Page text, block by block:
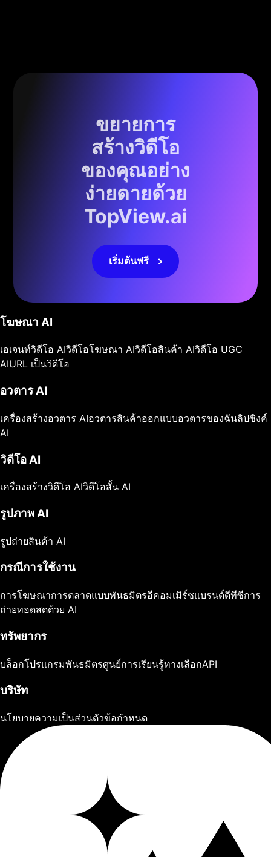
ขยายการ
สร้างวิดีโอ
ของคุณอย่าง
ง่ายดายด้วย
TopView.ai
เริ่มต้นฟรี
โฆษณา AI
เอเจนท์วิดีโอ AIวิดีโอโฆษณา AIวิดีโอสินค้า AIวิดีโอ UGC
AIURL เป็นวิดีโอ
อวตาร AI
เครื่องสร้างอวตาร AIอวตารสินค้าออกแบบอวตารของฉันลิปซิงค์
AI
วิดีโอ AI
เครื่องสร้างวิดีโอ AIวิดีโอสั้น AI
รูปภาพ AI
รูปถ่ายสินค้า AI
กรณีการใช้งาน
การโฆษณาการตลาดแบบพันธมิตรอีคอมเมิร์ซแบรนด์ดีทีซีการ
ถ่ายทอดสดด้วย AI
ทรัพยากร
บล็อกโปรแกรมพันธมิตรศูนย์การเรียนรู้ทางเลือกAPI
บริษัท
นโยบายความเป็นส่วนตัวข้อกำหนด